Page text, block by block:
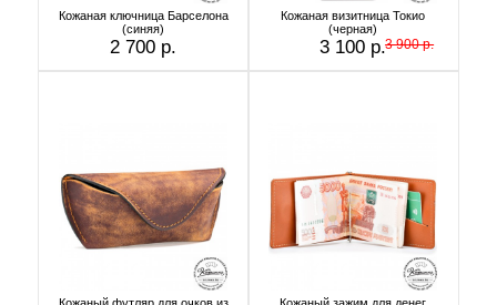
Кожаная ключница Барселона
(синяя)
2 700 р.
Кожаная визитница Токио
(черная)
3 100 р.3 900 р.